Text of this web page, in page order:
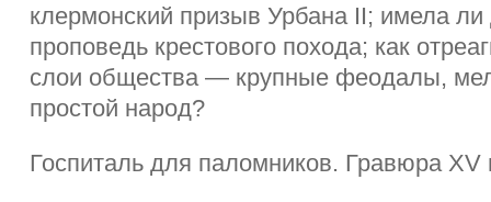
клермонский призыв Урбана II; имела ли
проповедь крестового похода; как
слои общества — крупные феодалы,
простой народ?
Госпиталь для паломников. Гравюра XV